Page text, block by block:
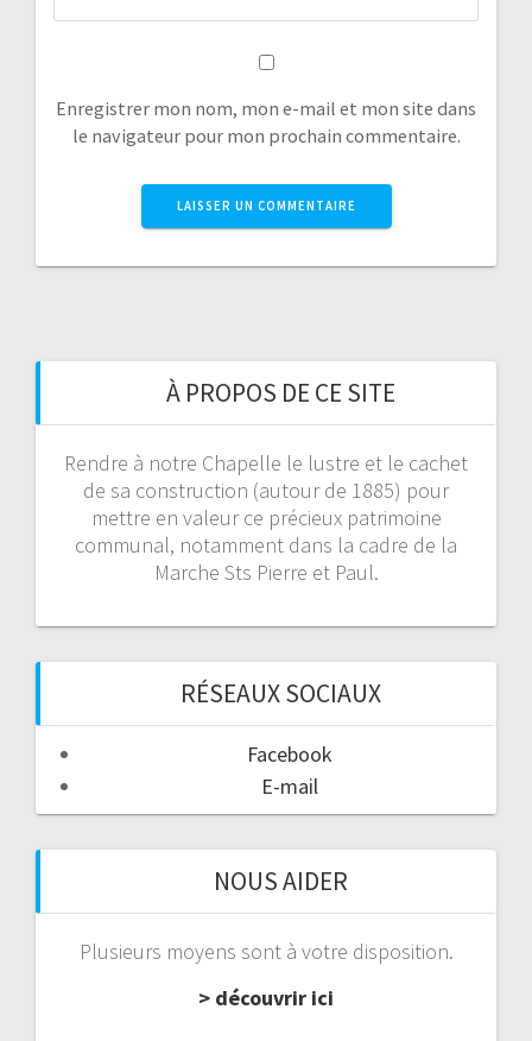
Enregistrer mon nom, mon e-mail et mon site dans
le navigateur pour mon prochain commentaire.
À PROPOS DE CE SITE
Rendre à notre Chapelle le lustre et le cachet
de sa construction (autour de 1885) pour
mettre en valeur ce précieux patrimoine
communal, notamment dans la cadre de la
Marche Sts Pierre et Paul.
RÉSEAUX SOCIAUX
Facebook
E-mail
NOUS AIDER
Plusieurs moyens sont à votre disposition.
> découvrir ici